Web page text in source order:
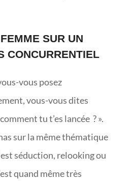
SUR UN
CONCURRENTIEL
vous posez
vous-vous dites
tu t’es lancée ? ».
sur la même thématique
séduction, relooking ou
quand même très